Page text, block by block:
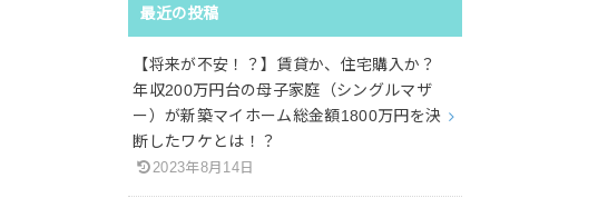
最近の投稿
【将来が不安！？】賃貸か、住宅購入か？
年収200万円台の母子家庭（シングルマザ
ー）が新築マイホーム総金額1800万円を決
断したワケとは！？
2023年8月14日